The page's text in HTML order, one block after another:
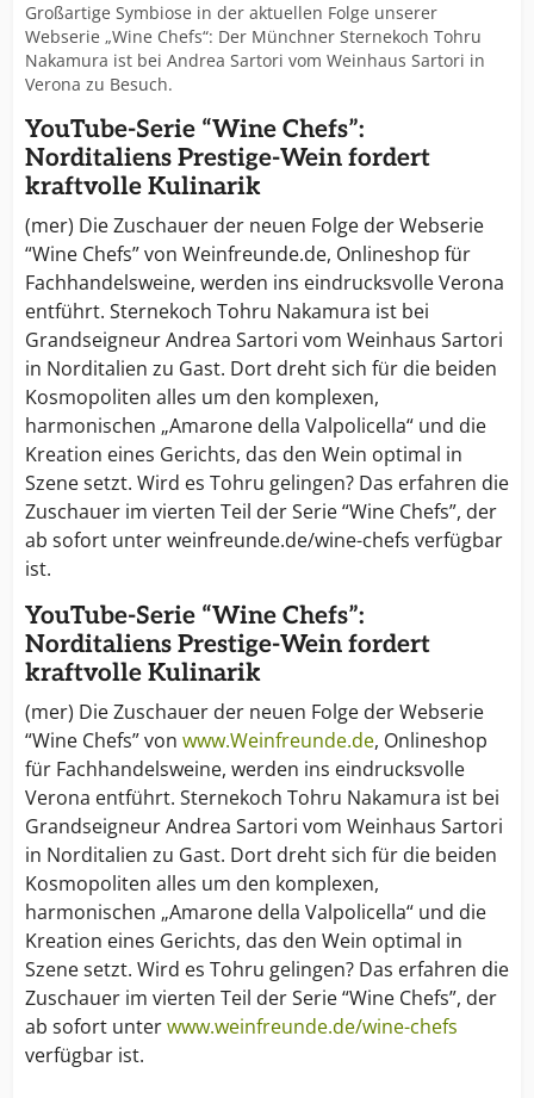
Großartige Symbiose in der aktuellen Folge unserer
Webserie „Wine Chefs“: Der Münchner Sternekoch Tohru
Nakamura ist bei Andrea Sartori vom Weinhaus Sartori in
Verona zu Besuch.
YouTube-Serie “Wine Chefs”:
Norditaliens Prestige-Wein fordert
kraftvolle Kulinarik
(mer) Die Zuschauer der neuen Folge der Webserie
“Wine Chefs” von Weinfreunde.de, Onlineshop für
Fachhandelsweine, werden ins eindrucksvolle Verona
entführt. Sternekoch Tohru Nakamura ist bei
Grandseigneur Andrea Sartori vom Weinhaus Sartori
in Norditalien zu Gast. Dort dreht sich für die beiden
Kosmopoliten alles um den komplexen,
harmonischen „Amarone della Valpolicella“ und die
Kreation eines Gerichts, das den Wein optimal in
Szene setzt. Wird es Tohru gelingen? Das erfahren die
Zuschauer im vierten Teil der Serie “Wine Chefs”, der
ab sofort unter weinfreunde.de/wine-chefs verfügbar
ist.
YouTube-Serie “Wine Chefs”:
Norditaliens Prestige-Wein fordert
kraftvolle Kulinarik
(mer) Die Zuschauer der neuen Folge der Webserie
“Wine Chefs” von www.Weinfreunde.de, Onlineshop
für Fachhandelsweine, werden ins eindrucksvolle
Verona entführt. Sternekoch Tohru Nakamura ist bei
Grandseigneur Andrea Sartori vom Weinhaus Sartori
in Norditalien zu Gast. Dort dreht sich für die beiden
Kosmopoliten alles um den komplexen,
harmonischen „Amarone della Valpolicella“ und die
Kreation eines Gerichts, das den Wein optimal in
Szene setzt. Wird es Tohru gelingen? Das erfahren die
Zuschauer im vierten Teil der Serie “Wine Chefs”, der
ab sofort unterwww.weinfreunde.de/wine-chefs
verfügbar ist.